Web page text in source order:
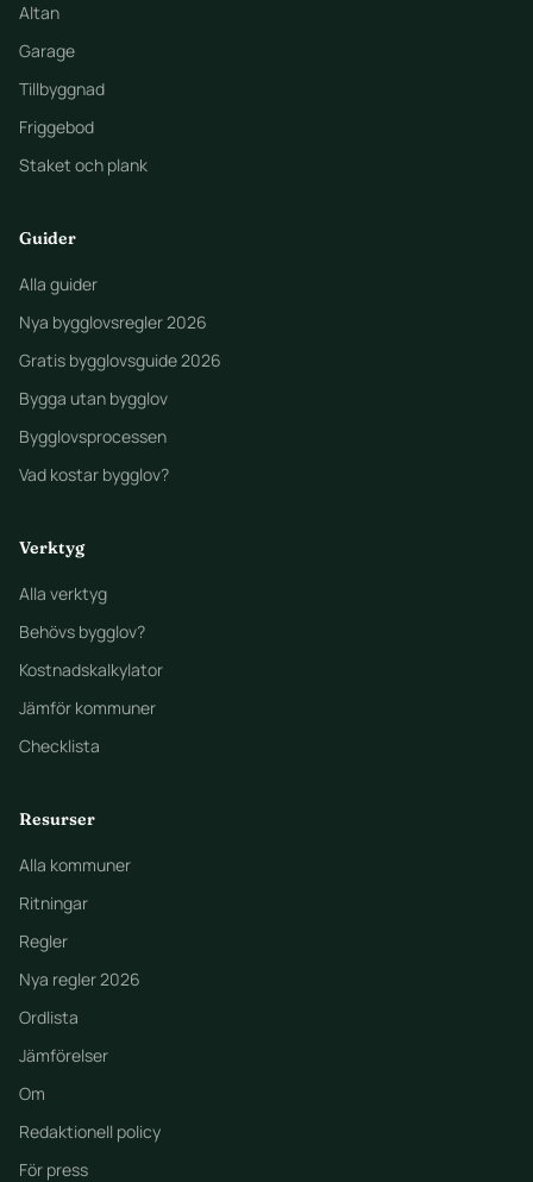
Altan
Garage
Tillbyggnad
Friggebod
Staket och plank
Guider
Alla guider
Nya bygglovsregler 2026
Gratis bygglovsguide 2026
Bygga utan bygglov
Bygglovsprocessen
Vad kostar bygglov?
Verktyg
Alla verktyg
Behövs bygglov?
Kostnadskalkylator
Jämför kommuner
Checklista
Resurser
Alla kommuner
Ritningar
Regler
Nya regler 2026
Ordlista
Jämförelser
Om
Redaktionell policy
För press